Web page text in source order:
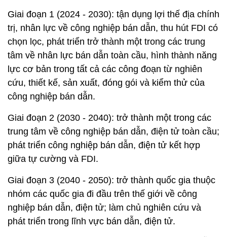
Giai đoạn 1 (2024 - 2030): tận dụng lợi thế địa chính
trị, nhân lực về công nghiệp bán dẫn, thu hút FDI có
chọn lọc, phát triển trở thành một trong các trung
tâm về nhân lực bán dẫn toàn cầu, hình thành năng
lực cơ bản trong tất cả các công đoạn từ nghiên
cứu, thiết kế, sản xuất, đóng gói và kiểm thử của
công nghiệp bán dẫn.
Giai đoạn 2 (2030 - 2040): trở thành một trong các
trung tâm về công nghiệp bán dẫn, điện tử toàn cầu;
phát triển công nghiệp bán dẫn, điện tử kết hợp
giữa tự cường và FDI.
Giai đoạn 3 (2040 - 2050): trở thành quốc gia thuộc
nhóm các quốc gia đi đầu trên thế giới về công
nghiệp bán dẫn, điện tử; làm chủ nghiên cứu và
phát triển trong lĩnh vực bán dẫn, điện tử.